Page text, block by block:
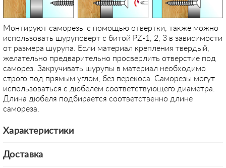
Монтируют саморезы с помощью отвертки, также можно
использовать шуруповерт с битой PZ-1, 2, 3 в зависимости
от размера шурупа. Если материал крепления твердый,
желательно предварительно просверлить отверстие под
саморез. Закручивать шурупы в материал необходимо
строго под прямым углом, без перекоса. Саморезы могут
использоваться с дюбелем соответствующего диаметра.
Длина дюбеля подбирается соответственно длине
самореза.
Характеристики
Доставка